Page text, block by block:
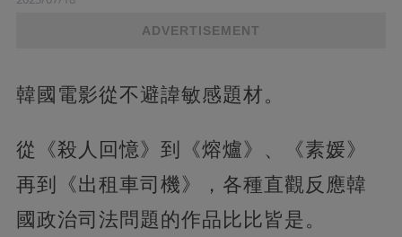
ADVERTISEMENT
韓國電影從不避諱敏感題材。
從《殺人回憶》到《熔爐》、《素媛》
再到《出租車司機》，各種直觀反應韓
國政治司法問題的作品比比皆是。